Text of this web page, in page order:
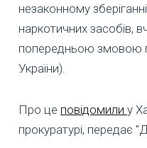
незаконному
наркотичних засобів,
попередньою змовою
України).
Про це повідомили у
прокуратурі, передає